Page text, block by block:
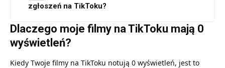
zgłoszeń na TikToku?
Dlaczego moje filmy na TikToku mają 0
wyświetleń?
Kiedy Twoje filmy na TikToku notują 0 wyświetleń, jest to